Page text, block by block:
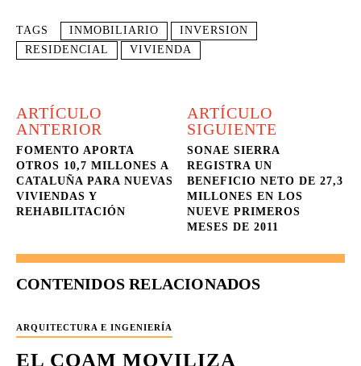
TAGS INMOBILIARIO
INVERSION
RESIDENCIAL
VIVIENDA
ARTÍCULO
ANTERIOR
FOMENTO APORTA
OTROS 10,7 MILLONES A
CATALUÑA PARA NUEVAS
VIVIENDAS Y
REHABILITACIÓN
ARTÍCULO
SIGUIENTE
SONAE SIERRA
REGISTRA UN
BENEFICIO NETO DE 27,3
MILLONES EN LOS
NUEVE PRIMEROS
MESES DE 2011
CONTENIDOS RELACIONADOS
ARQUITECTURA E INGENIERÍA
EL COAM MOVILIZA